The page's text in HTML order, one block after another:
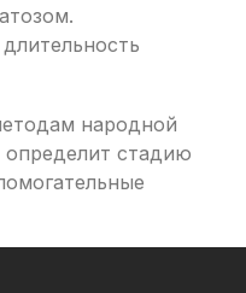
народной
стадию